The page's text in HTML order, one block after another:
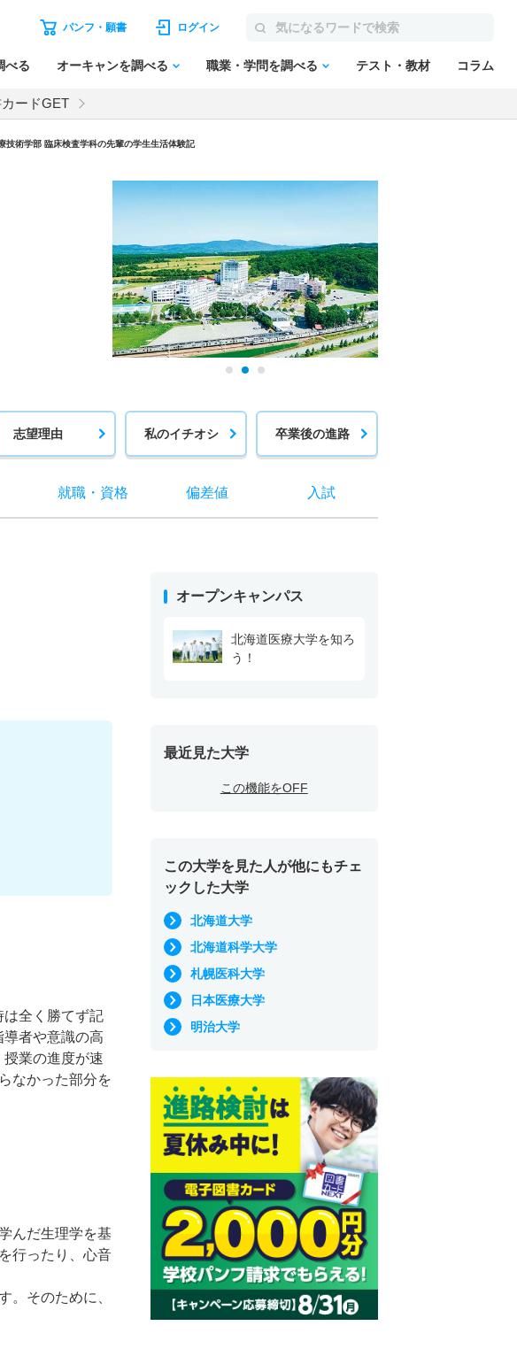
パンフ・願書 ログイン
べる オーキャンを調べる 職業・学問を調べる テスト・教材 コラム
ードGET
技術学部 臨床検査学科の先輩の学生生活体験記
志望理由 私のイチオシ 卒業後の進路
就職・ 資格 偏差値 入試
全く勝てず記
者や意識の高
業の進度が速
なかった部分を
んだ生理学を基
行ったり、心音
。そのために、
オープンキャンパス
北海道医療大学を知ろ
う！
最近見た大学
この機能をOFF
この大学を見た人が他にもチェ
ックした大学
北海道大学
北海道科学大学
札幌医科大学
日本医療大学
明治大学